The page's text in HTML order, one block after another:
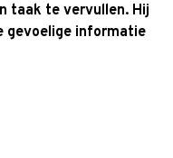
taak te vervullen. Hij
gevoelige informatie